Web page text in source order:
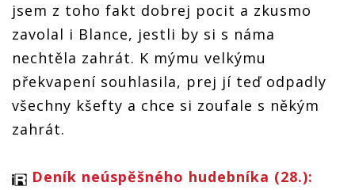
jsem z toho fakt dobrej pocit a zkusmo
zavolal i Blance, jestli by si s náma
nechtěla zahrát. K mýmu velkýmu
překvapení souhlasila, prej jí teď odpadly
všechny kšefty a chce si zoufale s někým
zahrát.
Deník neúspěšného hudebníka (28.):